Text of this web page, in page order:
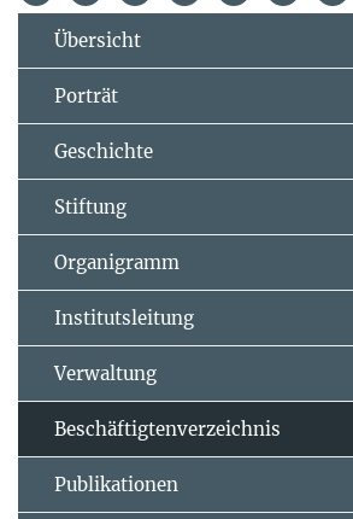
Übersicht
Porträt
Geschichte
Stiftung
Organigramm
Institutsleitung
Verwaltung
Beschäftigtenverzeichnis
Publikationen